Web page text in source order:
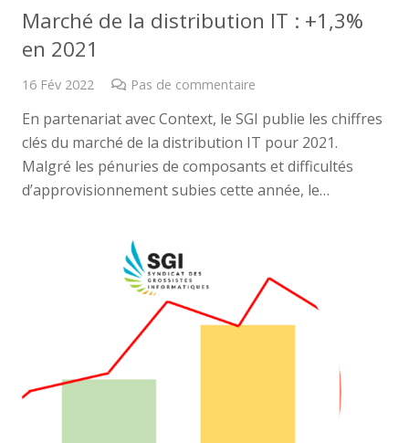
Marché de la distribution IT : +1,3%
en 2021
16 Fév 2022 Pas de commentaire
En partenariat avec Context, le SGI publie les chiffres
clés du marché de la distribution IT pour 2021.
Malgré les pénuries de composants et difficultés
d’approvisionnement subies cette année, le…